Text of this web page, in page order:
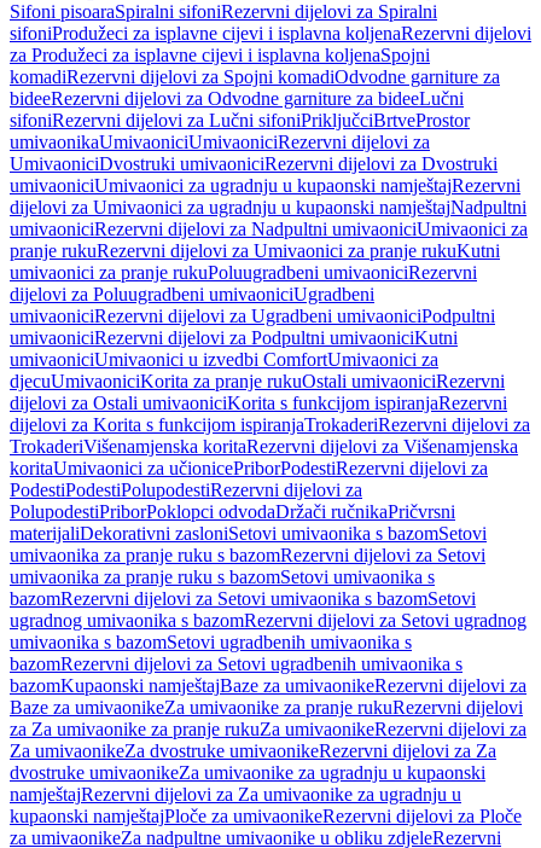
Sifoni pisoaraSpiralni sifoniRezervni dijelovi za Spiralni
sifoniProdužeci za isplavne cijevi i isplavna koljenaRezervni dijelovi
za Produžeci za isplavne cijevi i isplavna koljenaSpojni
komadiRezervni dijelovi za Spojni komadiOdvodne garniture za
bideeRezervni dijelovi za Odvodne garniture za bideeLučni
sifoniRezervni dijelovi za Lučni sifoniPriključciBrtveProstor
umivaonikaUmivaoniciUmivaoniciRezervni dijelovi za
UmivaoniciDvostruki umivaoniciRezervni dijelovi za Dvostruki
umivaoniciUmivaonici za ugradnju u kupaonski namještajRezervni
dijelovi za Umivaonici za ugradnju u kupaonski namještajNadpultni
umivaoniciRezervni dijelovi za Nadpultni umivaoniciUmivaonici za
pranje rukuRezervni dijelovi za Umivaonici za pranje rukuKutni
umivaonici za pranje rukuPoluugradbeni umivaoniciRezervni
dijelovi za Poluugradbeni umivaoniciUgradbeni
umivaoniciRezervni dijelovi za Ugradbeni umivaoniciPodpultni
umivaoniciRezervni dijelovi za Podpultni umivaoniciKutni
umivaoniciUmivaonici u izvedbi ComfortUmivaonici za
djecuUmivaoniciKorita za pranje rukuOstali umivaoniciRezervni
dijelovi za Ostali umivaoniciKorita s funkcijom ispiranjaRezervni
dijelovi za Korita s funkcijom ispiranjaTrokaderiRezervni dijelovi za
TrokaderiVišenamjenska koritaRezervni dijelovi za Višenamjenska
koritaUmivaonici za učionicePriborPodestiRezervni dijelovi za
PodestiPodestiPolupodestiRezervni dijelovi za
PolupodestiPriborPoklopci odvodaDržači ručnikaPričvrsni
materijaliDekorativni zasloniSetovi umivaonika s bazomSetovi
umivaonika za pranje ruku s bazomRezervni dijelovi za Setovi
umivaonika za pranje ruku s bazomSetovi umivaonika s
bazomRezervni dijelovi za Setovi umivaonika s bazomSetovi
ugradnog umivaonika s bazomRezervni dijelovi za Setovi ugradnog
umivaonika s bazomSetovi ugradbenih umivaonika s
bazomRezervni dijelovi za Setovi ugradbenih umivaonika s
bazomKupaonski namještajBaze za umivaonikeRezervni dijelovi za
Baze za umivaonikeZa umivaonike za pranje rukuRezervni dijelovi
za Za umivaonike za pranje rukuZa umivaonikeRezervni dijelovi za
Za umivaonikeZa dvostruke umivaonikeRezervni dijelovi za Za
dvostruke umivaonikeZa umivaonike za ugradnju u kupaonski
namještajRezervni dijelovi za Za umivaonike za ugradnju u
kupaonski namještajPloče za umivaonikeRezervni dijelovi za Ploče
za umivaonikeZa nadpultne umivaonike u obliku zdjeleRezervni